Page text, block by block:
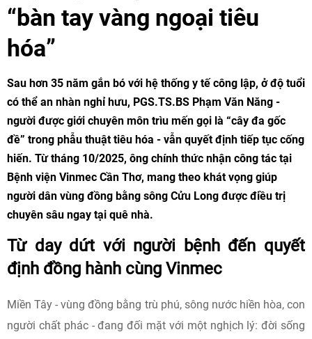
“bàn tay vàng ngoại tiêu
hóa”
Sau hơn 35 năm gắn bó với hệ thống y tế công lập, ở độ tuổi
có thể an nhàn nghỉ hưu, PGS.TS.BS Phạm Văn Năng -
người được giới chuyên môn trìu mến gọi là “cây đa gốc
đề” trong phẫu thuật tiêu hóa - vẫn quyết định tiếp tục cống
hiến. Từ tháng 10/2025, ông chính thức nhận công tác tại
Bệnh viện Vinmec Cần Thơ, mang theo khát vọng giúp
người dân vùng đồng bằng sông Cửu Long được điều trị
chuyên sâu ngay tại quê nhà.
Từ day dứt với người bệnh đến quyết
định đồng hành cùng Vinmec
Miền Tây - vùng đồng bằng trù phú, sông nước hiền hòa, con
người chất phác - đang đối mặt với một nghịch lý: đời sống